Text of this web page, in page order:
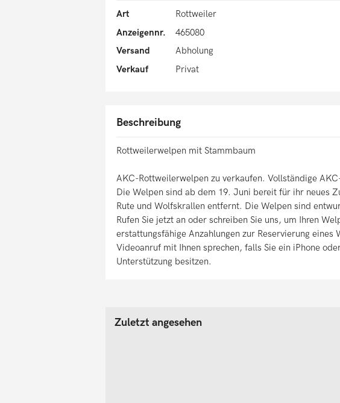
Art
Rottweiler
Anzeigennr.
465080
Versand
Abholung
Verkauf
Privat
Beschreibung
Rottweilerwelpen mit Stammbaum
AKC-Rottweilerwelpen zu verkaufen. Vollständige
Die Welpen sind ab dem 19. Juni bereit für ihr neues
Rute und Wolfskrallen entfernt. Die Welpen sind
Rufen Sie jetzt an oder schreiben Sie uns, um Ihren
erstattungsfähige Anzahlungen zur Reservierung
Videoanruf mit Ihnen sprechen, falls Sie ein iPhone
Unterstützung besitzen.
Zuletzt angesehen